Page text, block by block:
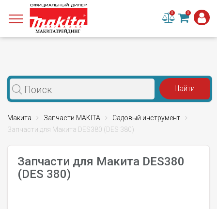
0 0
Макита Запчасти MAKITA
Садовый инструмент
Запчасти для Макита DES380 (DES 380)
Запчасти для Макита DES380
(DES 380)